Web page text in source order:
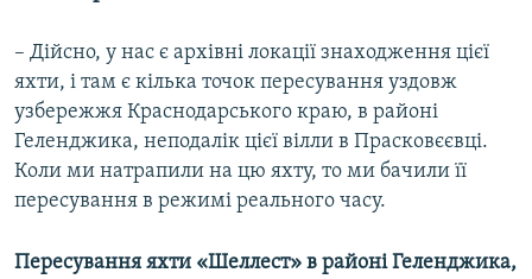
– Дійсно, у нас є архівні локації знаходження цієї
яхти, і там є кілька точок пересування уздовж
узбережжя Краснодарського краю, в районі
Геленджика, неподалік цієї вілли в Прасковєєвці.
Коли ми натрапили на цю яхту, то ми бачили її
пересування в режимі реального часу.
Пересування яхти «Шеллест» в районі Геленджика,